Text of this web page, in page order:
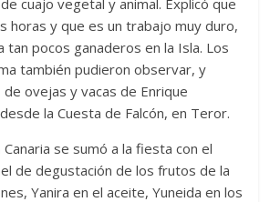
horas y que es un trabajo muy duro,
tan pocos ganaderos en la Isla. Los
también pudieron observar, y
ovejas y vacas de Enrique
la Cuesta de Falcón, en Teror.
Canaria se sumó a la fiesta con el
de degustación de los frutos de la
Yanira en el aceite, Yuneida en los